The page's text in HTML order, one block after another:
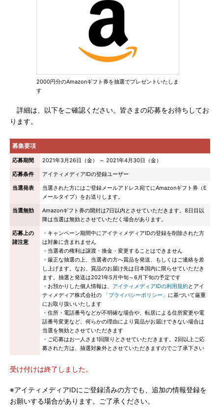
2000円分のAmazonギフト券を抽選でプレゼントいたしま
す
詳細は、以下をご確認ください。皆さまの応募をお待ちしてお
ります。
募集要項
応募期間
2021年3月26日（金） ～ 2021年4月30日（金）
応募条件
アイティメディアIDの登録ユーザー
当選発表
当選された方にはご登録メールアドレス宛てにAmazonギフト券（E
メールタイプ）をお送りします。
当選無効
Amazonギフト券の開封は7日以内とさせていただきます。8日目以
降は当選は無効とさせていただく場合があります。
応募上の
諸注意
・キャンペーン期間中にアイティメディアIDの登録を削除された方
は対象に含まれません
・当選者の権利は譲渡・換金・変更することはできません
・厳正な抽選の上、当選者の方へ賞品を発送、もしくはご連絡を差
し上げます。なお、賞品のお届け先は日本国内に限らせていただき
ます。抽選と発送は2021年5月中旬～6月下旬の予定です
・お預かりした個人情報は、 アイティメディアIDの利用規約とアイ
ティメディア株式会社の 「プライバシーポリシー」 に基づいて厳重
にお取り扱いいたします
・住所・電話番号などが不明確な場合や、転居による住所変更や電
話番号変更など、何らかの理由により賞品がお届けできない場合は
当選を無効とさせていただきます
・ご応募はお一人さま1回限りとさせていただきます。2回以上ご応
募された方は、抽選対象外とさせていただきますのでご了承下さい
受け付けは終了しました。
※アイティメディアIDにご登録済みの方でも、追加の情報登録を
お願いする場合があります。ご了承ください。